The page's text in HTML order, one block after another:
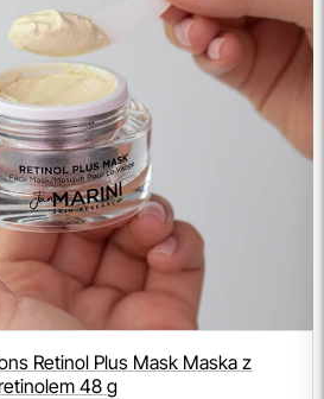
Retinol Plus Mask Maska z
48 g